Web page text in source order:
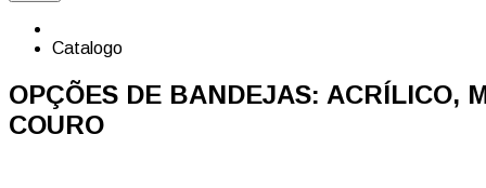
Catalogo
OPÇÕES DE BANDEJAS: ACRÍLICO,
COURO